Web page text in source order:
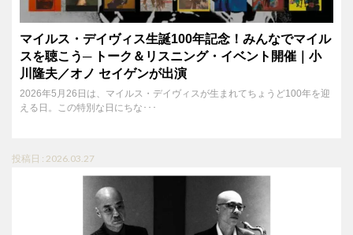
マイルス・デイヴィス生誕100年記念！みんなでマイル
スを聴こう─ トーク＆リスニング・イベント開催｜小
川隆夫／オノ セイゲンが出演
2026年5月26日は、マイルス・デイヴィスが生まれてちょうど100年を迎
える日。この特別な日にちな･･･
投稿日 : 2026.03.27